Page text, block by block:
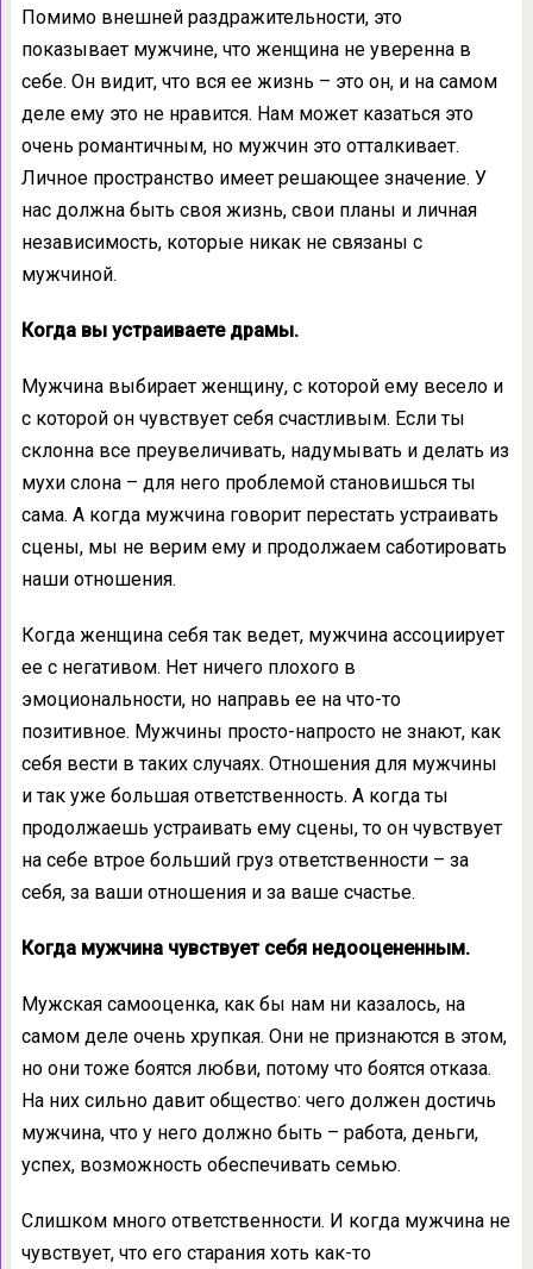
Помимо внешней раздражительности, это
показывает мужчине, что женщина не уверенна в
себе. Он видит, что вся ее жизнь – это он, и на самом
деле ему это не нравится. Нам может казаться это
очень романтичным, но мужчин это отталкивает.
Личное пространство имеет решающее значение. У
нас должна быть своя жизнь, свои планы и личная
независимость, которые никак не связаны с
мужчиной.
Когда вы устраиваете драмы.
Мужчина выбирает женщину, с которой ему весело и
с которой он чувствует себя счастливым. Если ты
склонна все преувеличивать, надумывать и делать из
мухи слона – для него проблемой становишься ты
сама. А когда мужчина говорит перестать устраивать
сцены, мы не верим ему и продолжаем саботировать
наши отношения.
Когда женщина себя так ведет, мужчина ассоциирует
ее с негативом. Нет ничего плохого в
эмоциональности, но направь ее на что-то
позитивное. Мужчины просто-напросто не знают, как
себя вести в таких случаях. Отношения для мужчины
и так уже большая ответственность. А когда ты
продолжаешь устраивать ему сцены, то он чувствует
на себе втрое больший груз ответственности – за
себя, за ваши отношения и за ваше счастье.
Когда мужчина чувствует себя недооцененным.
Мужская самооценка, как бы нам ни казалось, на
самом деле очень хрупкая. Они не признаются в этом,
но они тоже боятся любви, потому что боятся отказа.
На них сильно давит общество: чего должен достичь
мужчина, что у него должно быть – работа, деньги,
успех, возможность обеспечивать семью.
Слишком много ответственности. И когда мужчина не
чувствует, что его старания хоть как-то